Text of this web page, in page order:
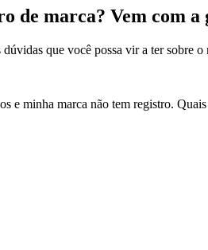
de marca? Vem com a
que você possa vir a ter sobre o
e minha marca não tem registro.